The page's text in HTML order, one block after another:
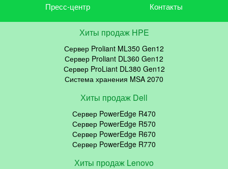
Пресс-центр
Контакты
Хиты продаж HPE
Сервер Proliant ML350 Gen12
Сервер Proliant DL360 Gen12
Сервер ProLiant DL380 Gen12
Система хранения MSA 2070
Хиты продаж Dell
Сервер PowerEdge R470
Сервер PowerEdge R570
Сервер PowerEdge R670
Сервер PowerEdge R770
Хиты продаж Lenovo